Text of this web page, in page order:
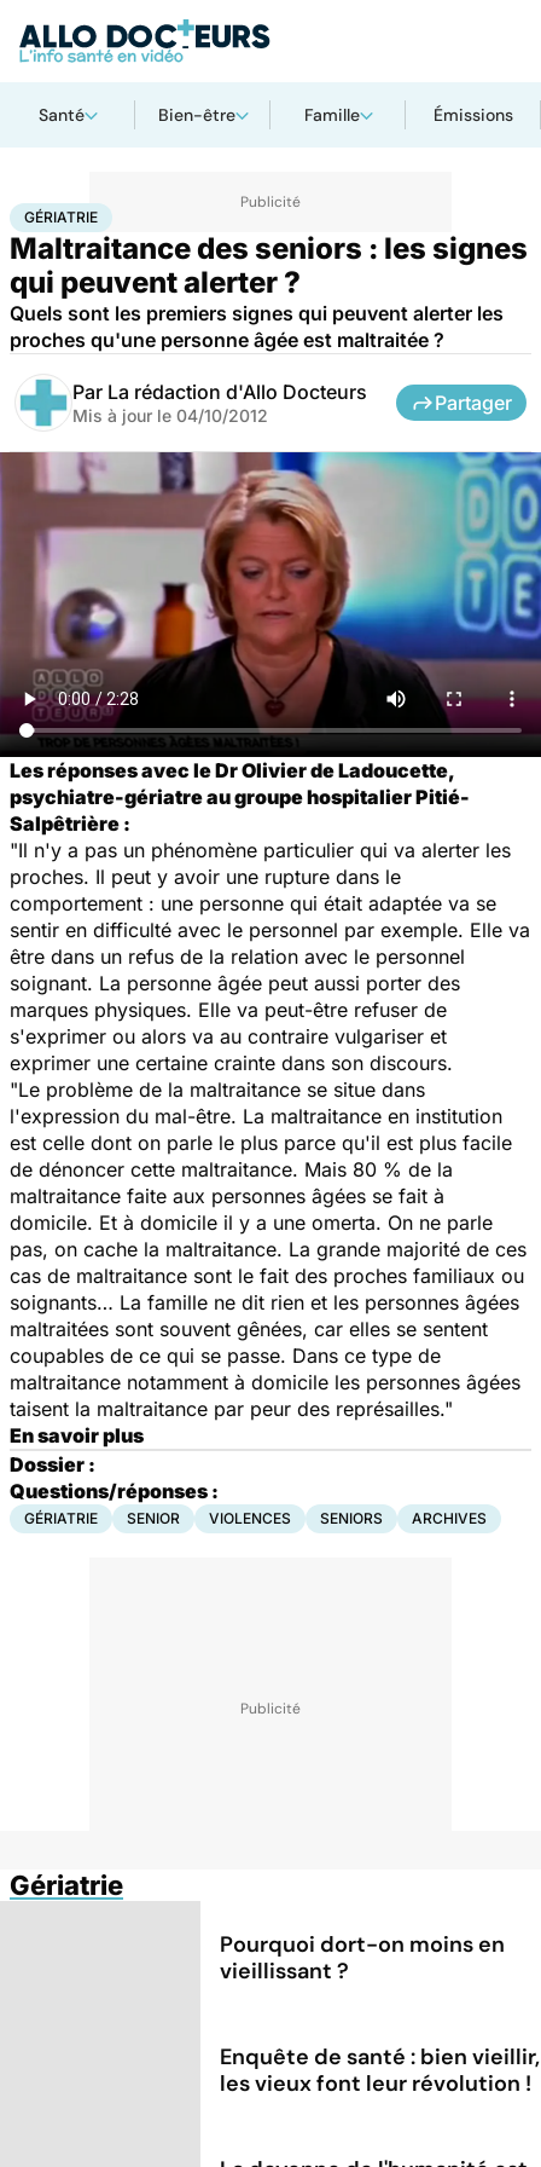
Santé Bien-être Famille Émissions
AccueilSantéMaladies
GÉRIATRIE
Maltraitance des seniors : les signes
qui peuvent alerter ?
Quels sont les premiers signes qui peuvent alerter les
proches qu'une personne âgée est maltraitée ?
Par La rédaction d'Allo Docteurs
Mis à jour le 04/10/2012
Partager
Les réponses avec le Dr Olivier de Ladoucette,
psychiatre-gériatre au groupe hospitalier Pitié-
Salpêtrière :
"Il n'y a pas un phénomène particulier qui va alerter les
proches. Il peut y avoir une rupture dans le
comportement : une personne qui était adaptée va se
sentir en difficulté avec le personnel par exemple. Elle va
être dans un refus de la relation avec le personnel
soignant. La personne âgée peut aussi porter des
marques physiques. Elle va peut-être refuser de
s'exprimer ou alors va au contraire vulgariser et
exprimer une certaine crainte dans son discours.
"Le problème de la maltraitance se situe dans
l'expression du mal-être. La maltraitance en institution
est celle dont on parle le plus parce qu'il est plus facile
de dénoncer cette maltraitance. Mais 80 % de la
maltraitance faite aux personnes âgées se fait à
domicile. Et à domicile il y a une omerta. On ne parle
pas, on cache la maltraitance. La grande majorité de ces
cas de maltraitance sont le fait des proches familiaux ou
soignants… La famille ne dit rien et les personnes âgées
maltraitées sont souvent gênées, car elles se sentent
coupables de ce qui se passe. Dans ce type de
maltraitance notamment à domicile les personnes âgées
taisent la maltraitance par peur des représailles."
En savoir plus
Dossier :
Questions/réponses :
GÉRIATRIE SENIOR VIOLENCES SENIORS ARCHIVES
Gériatrie
Pourquoi dort-on moins en
vieillissant ?
Enquête de santé : bien vieillir,
les vieux font leur révolution !